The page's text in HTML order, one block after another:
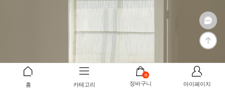
홈 카테고리
0
장바구니 마이페이지